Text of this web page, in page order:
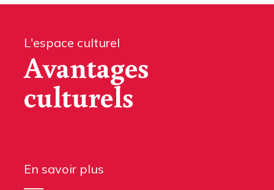
L'espace culturel
Avantages
culturels
En savoir plus